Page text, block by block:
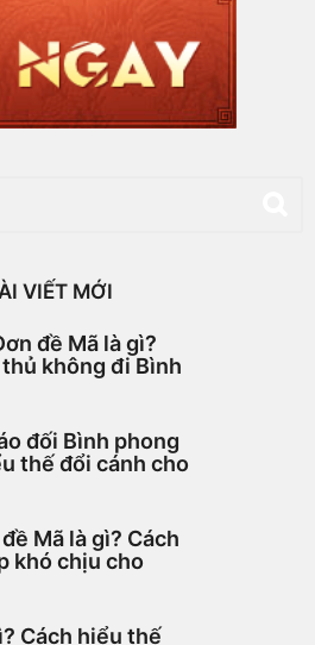
VIẾT MỚI
đề Mã là gì?
không đi Bình
đối Bình phong
thế đổi cánh cho
Mã là gì? Cách
khó chịu cho
Cách hiểu thế